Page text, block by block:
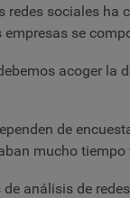
redes sociales ha
empresas se
acoger la
de
mucho tiempo
análisis de